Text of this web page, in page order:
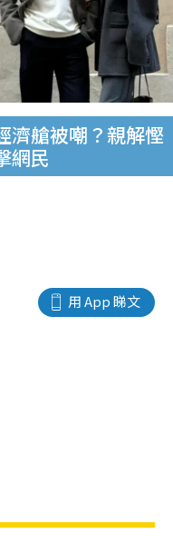
濟艙被嘲？親解慳
網民
用 App 睇文